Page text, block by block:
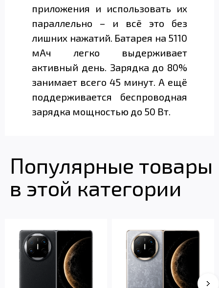
приложения и использовать их
параллельно – и всё это без
лишних нажатий. Батарея на 5110
мАч легко выдерживает
активный день. Зарядка до 80%
занимает всего 45 минут. А ещё
поддерживается беспроводная
зарядка мощностью до 50 Вт.
Популярные товары
в этой категории